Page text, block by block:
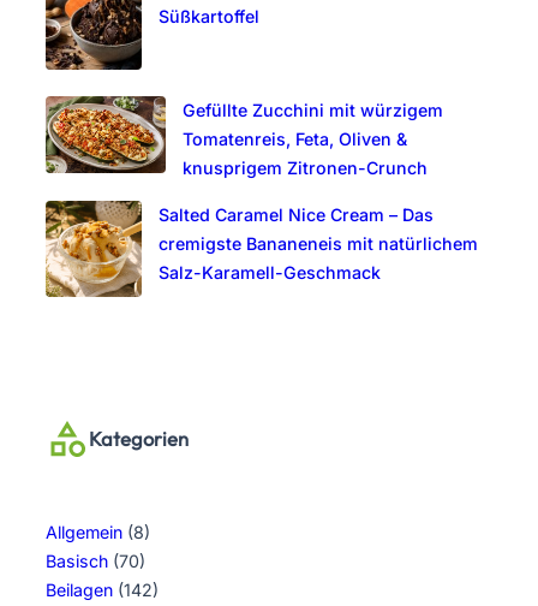
Süßkartoffel
Gefüllte Zucchini mit würzigem
Tomatenreis, Feta, Oliven &
knusprigem Zitronen-Crunch
Salted Caramel Nice Cream – Das
cremigste Bananeneis mit natürlichem
Salz-Karamell-Geschmack
Kategorien
Allgemein (8)
Basisch (70)
Beilagen (142)